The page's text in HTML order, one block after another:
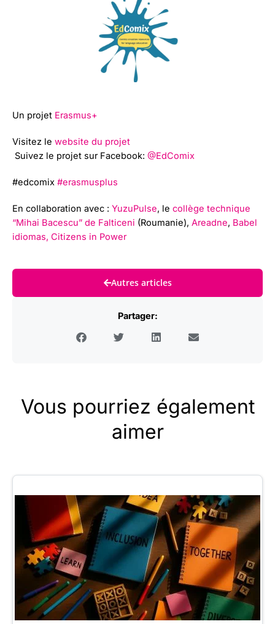
Un projet Erasmus+
Visitez le website du projet
Suivez le projet sur Facebook: @EdComix
#edcomix #erasmusplus
En collaboration avec : YuzuPulse, le collège technique
“Mihai Bacescu” de Falticeni (Roumanie), Areadne, Babel
idiomas, Citizens in Power
Autres articles
Partager:
Vous pourriez également
aimer